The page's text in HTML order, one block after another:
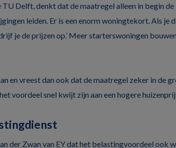
Delft, denkt dat de maatregel alleen in begin de
leiden. Er is een enorm woningtekort. Als je
je de prijzen op.’ Meer starterswoningen
en vreest dan ook dat de maatregel zeker in de
voordeel snel kwijt zijn aan een hogere
der Zwan van EY dat het belastingvoordeel ook